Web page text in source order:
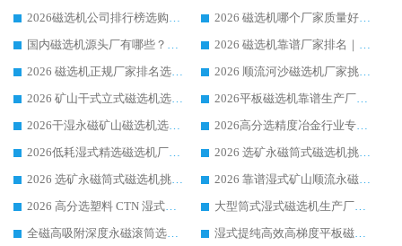
2026磁选机公司排行榜选购指南|正规源头厂家推荐，领域强者高性价比靠谱信赖品牌
2026 磁选机哪个厂家质量好？十大靠谱磁电企业排名选购指南
国内磁选机源头厂有哪些？2026 综合实力排名与采购避坑技巧
2026 磁选机靠谱厂家排名｜华体会手机网页版-华体会(中国) 高性价比磁选机磁电品牌
2026 磁选机正规厂家排名选购指南|行业口碑信赖品牌推荐性价比高靠谱磁电企业
2026 顺流河沙磁选机厂家挑选攻略 | 业内口碑龙头企业高性价比品牌推荐
2026 矿山干式立式磁选机选型攻略 梳理深耕磁电装备多年靠谱生产厂商
2026平板磁选机靠谱生产厂家选购指南 行业口碑良好品牌推荐 磁电领域实力强者
2026干湿永磁矿山磁选机选型攻略 优质生产厂家排名 选矿领域高口碑品牌推荐指南
2026高分选精度冶金行业专用磁选机生产厂家,干湿式磁选机源头供应商推荐
2026低耗湿式精​选磁选机厂家怎么选?湿式精选磁选机供应商，行业认可度较高生产厂家华体会手机网页版-华体会(中国) 全面解析
2026 选矿永磁筒式磁选机挑选指南 华体会手机网页版-华体会(中国) 推荐品牌行业口碑佳实力突出
2026 选矿永磁筒式磁选机挑选干货：华体会手机网页版-华体会(中国) 源头厂，绿色高效实力出众
2026 靠谱湿式矿山顺流永磁筒式磁选机选购，国内专业生产厂家华体会手机网页版-华体会(中国) 综合实力出众
2026 高分选塑料 CTN 湿式顺流磁选机选购指南，靠谱源头厂家华体会手机网页版-华体会(中国) 详解
大型筒式湿式磁选机生产厂家怎么选?华体会手机网页版-华体会(中国) 设备口碑广受行业认可
全磁高吸附深度永磁滚筒选购指南 业内口碑稳定磁电设备生产厂家详细推荐
湿式提纯高效高梯度平板磁选机靠谱设备源头厂商华体会手机网页版-华体会(中国) 综合测评